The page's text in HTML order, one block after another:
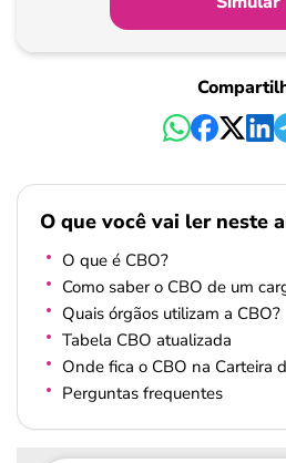
Pagamento
O que você vai ler neste
O que é CBO?
Como saber o CBO de um
Quais órgãos utilizam a CBO?
Tabela CBO atualizada
Onde fica o CBO na Carteira
Perguntas frequentes